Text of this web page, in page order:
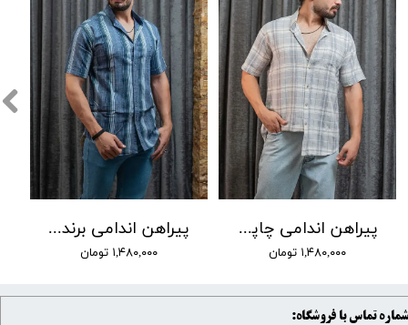
پیراهن اندامی برند Lw کد 04
۱,۴۸۰,۰۰۰ تومان
پیراهن اندامی چاپی برند LW کد 12
۱,۴۸۰,۰۰۰ تومان
شماره تماس با فروشگاه: